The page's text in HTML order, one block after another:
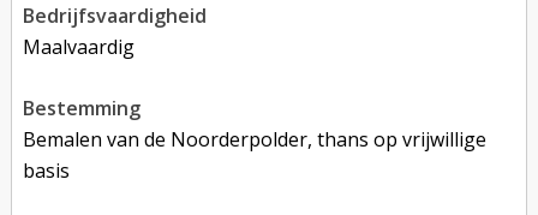
bedrijfsvaardigheid
Maalvaardig
bestemming
Bemalen van de Noorderpolder, thans op vrijwillige
basis